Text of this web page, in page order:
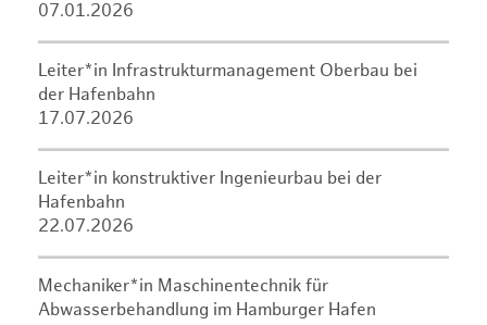
07.01.2026
Leiter*in Infrastrukturmanagement Oberbau bei
der Hafenbahn
17.07.2026
Leiter*in konstruktiver Ingenieurbau bei der
Hafenbahn
22.07.2026
Mechaniker*in Maschinentechnik für
Abwasserbehandlung im Hamburger Hafen